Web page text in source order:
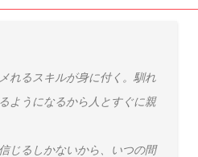
れるスキルが身に付く。馴れ
ようになるから人とすぐに親
じるしかないから、いつの間